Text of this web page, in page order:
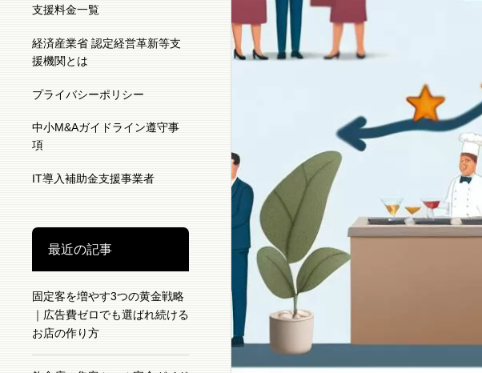
支援料金一覧
経済産業省 認定経営革新等支
援機関とは
プライバシーポリシー
中小M&Aガイドライン遵守事
項
IT導入補助金支援事業者
最近の記事
固定客を増やす3つの黄金戦略
｜広告費ゼロでも選ばれ続ける
お店の作り方